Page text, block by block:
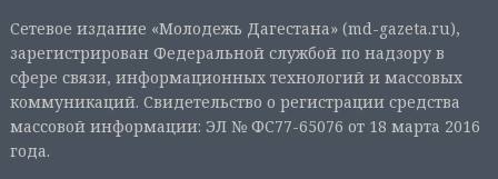
Сетевое издание «Молодежь Дагестана» (md-gazeta.ru),
зарегистрирован Федеральной службой по надзору в
сфере связи, информационных технологий и массовых
коммуникаций. Свидетельство о регистрации средства
массовой информации: ЭЛ № ФС77-65076 от 18 марта 2016
года.